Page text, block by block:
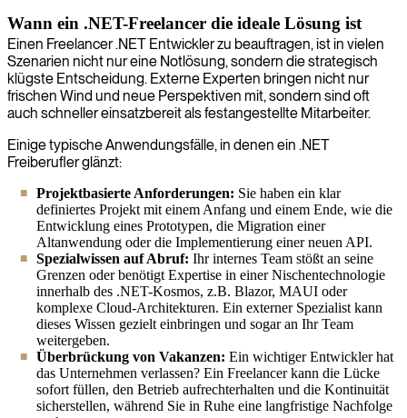
Wann ein .NET-Freelancer die ideale Lösung ist
Einen Freelancer .NET Entwickler zu beauftragen, ist in vielen
Szenarien nicht nur eine Notlösung, sondern die strategisch
klügste Entscheidung. Externe Experten bringen nicht nur
frischen Wind und neue Perspektiven mit, sondern sind oft
auch schneller einsatzbereit als festangestellte Mitarbeiter.
Einige typische Anwendungsfälle, in denen ein .NET
Freiberufler glänzt:
Projektbasierte Anforderungen: Sie haben ein klar
definiertes Projekt mit einem Anfang und einem Ende, wie die
Entwicklung eines Prototypen, die Migration einer
Altanwendung oder die Implementierung einer neuen API.
Spezialwissen auf Abruf: Ihr internes Team stößt an seine
Grenzen oder benötigt Expertise in einer Nischentechnologie
innerhalb des .NET-Kosmos, z.B. Blazor, MAUI oder
komplexe Cloud-Architekturen. Ein externer Spezialist kann
dieses Wissen gezielt einbringen und sogar an Ihr Team
weitergeben.
Überbrückung von Vakanzen: Ein wichtiger Entwickler hat
das Unternehmen verlassen? Ein Freelancer kann die Lücke
sofort füllen, den Betrieb aufrechterhalten und die Kontinuität
sicherstellen, während Sie in Ruhe eine langfristige Nachfolge